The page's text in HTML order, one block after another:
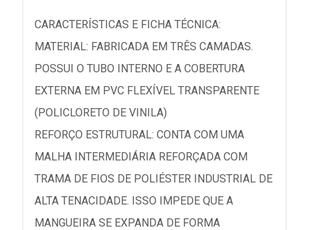
CARACTERÍSTICAS E FICHA TÉCNICA:
MATERIAL: FABRICADA EM TRÊS CAMADAS.
POSSUI O TUBO INTERNO E A COBERTURA
EXTERNA EM PVC FLEXÍVEL TRANSPARENTE
(POLICLORETO DE VINILA)
REFORÇO ESTRUTURAL: CONTA COM UMA
MALHA INTERMEDIÁRIA REFORÇADA COM
TRAMA DE FIOS DE POLIÉSTER INDUSTRIAL DE
ALTA TENACIDADE. ISSO IMPEDE QUE A
MANGUEIRA SE EXPANDA DE FORMA